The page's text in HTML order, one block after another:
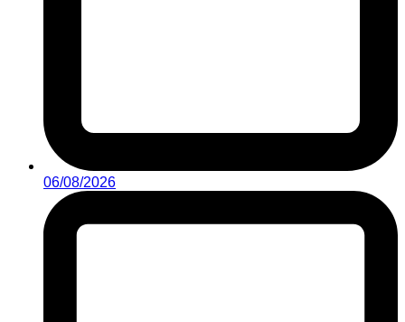
06/08/2026